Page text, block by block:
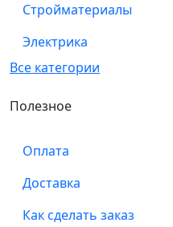
Стройматериалы
Электрика
Все категории
Полезное
Оплата
Доставка
Как сделать заказ